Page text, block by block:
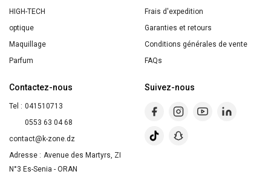
HIGH-TECH
optique
Maquillage
Parfum
Frais d'expedition
Garanties et retours
Conditions générales de vente
FAQs
Contactez-nous
Tel : 041510713
0553 63 04 68
contact@k-zone.dz
Adresse : Avenue des Martyrs, ZI
N°3 Es-Senia - ORAN
Suivez-nous